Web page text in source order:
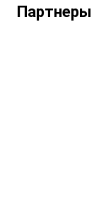
Партнеры